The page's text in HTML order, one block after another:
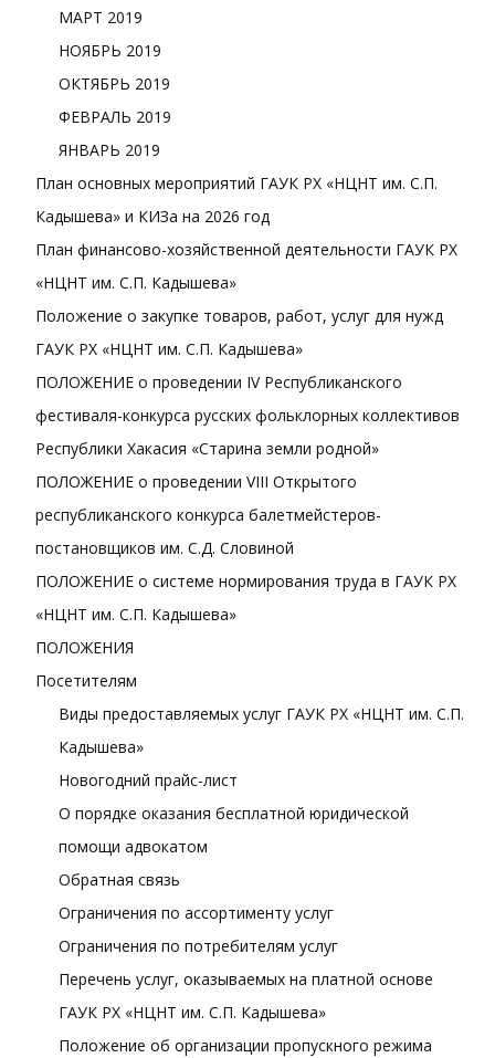
МАРТ 2019
НОЯБРЬ 2019
ОКТЯБРЬ 2019
ФЕВРАЛЬ 2019
ЯНВАРЬ 2019
План основных мероприятий ГАУК РХ «НЦНТ им. С.П.
Кадышева» и КИЗа на 2026 год
План финансово-хозяйственной деятельности ГАУК РХ
«НЦНТ им. С.П. Кадышева»
Положение о закупке товаров, работ, услуг для нужд
ГАУК РХ «НЦНТ им. С.П. Кадышева»
ПОЛОЖЕНИЕ о проведении IV Республиканского
фестиваля-конкурса русских фольклорных коллективов
Республики Хакасия «Старина земли родной»
ПОЛОЖЕНИЕ о проведении VІII Открытого
республиканского конкурса балетмейстеров-
постановщиков им. С.Д. Словиной
ПОЛОЖЕНИЕ о системе нормирования труда в ГАУК РХ
«НЦНТ им. С.П. Кадышева»
ПОЛОЖЕНИЯ
Посетителям
Виды предоставляемых услуг ГАУК РХ «НЦНТ им. С.П.
Кадышева»
Новогодний прайс-лист
О порядке оказания бесплатной юридической
помощи адвокатом
Обратная связь
Ограничения по ассортименту услуг
Ограничения по потребителям услуг
Перечень услуг, оказываемых на платной основе
ГАУК РХ «НЦНТ им. С.П. Кадышева»
Положение об организации пропускного режима